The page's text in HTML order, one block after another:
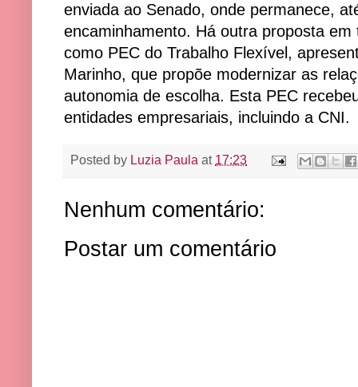
enviada ao Senado, onde permanece,
encaminhamento. Há outra proposta
como PEC do Trabalho Flexível,
Marinho, que propõe modernizar as
autonomia de escolha. Esta PEC
entidades empresariais, incluindo a CNI.
Posted by Luzia Paula at 17:23
Nenhum comentário:
Postar um comentário